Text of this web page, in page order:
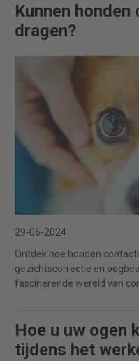
Kunnen
dragen?
29-06-2024
Ontdek hoe honden
gezichtscorrectie en
fascinerende wereld van
Hoe u uw ogen
tijdens het